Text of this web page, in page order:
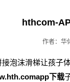
hthcom-
作者：华
泡沫滑梯让孩子
下载